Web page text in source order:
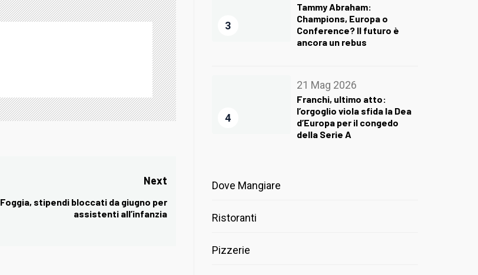
Next
Next
post:
Foggia, stipendi bloccati da giugno per
assistenti all’infanzia
3
Tammy Abraham:
Champions, Europa o
Conference? Il futuro è
ancora un rebus
4
21 Mag 2026
Franchi, ultimo atto:
l’orgoglio viola sfida la Dea
d’Europa per il congedo
della Serie A
Dove Mangiare
Ristoranti
Pizzerie